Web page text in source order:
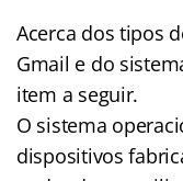
Acerca dos tipos
Gmail e do
item a seguir.
O sistema
dispositivos